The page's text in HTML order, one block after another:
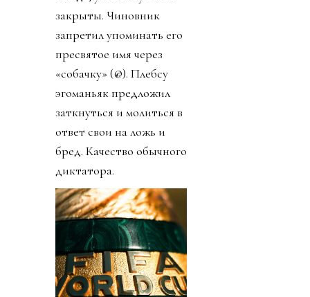
закрыты. Чиновник
запретил упоминать его
пресвятое имя через
«собачку» (@). Плебсу
эгоманьяк предложил
заткнуться и молиться в
ответ свои на ложь и
бред. Качество обычного
диктатора.